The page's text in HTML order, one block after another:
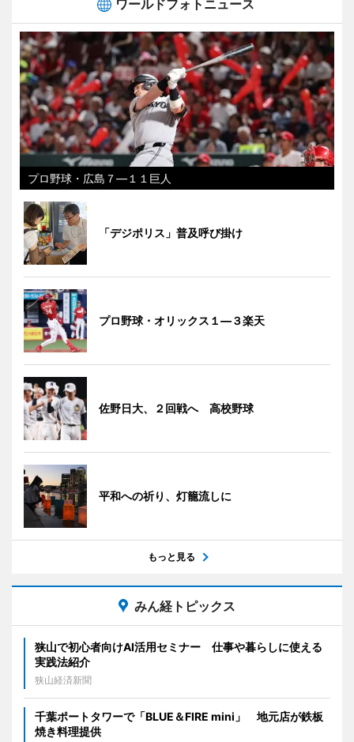
ワールドフォトニュース
プロ野球・広島７―１１巨人
「デジポリス」普及呼び掛け
プロ野球・オリックス１―３楽天
佐野日大、２回戦へ 高校野球
平和への祈り、灯籠流しに
もっと見る
みん経トピックス
狭山で初心者向けAI活用セミナー 仕事や暮らしに使える
実践法紹介
狭山経済新聞
千葉ポートタワーで「BLUE＆FIRE mini」 地元店が鉄板
焼き料理提供